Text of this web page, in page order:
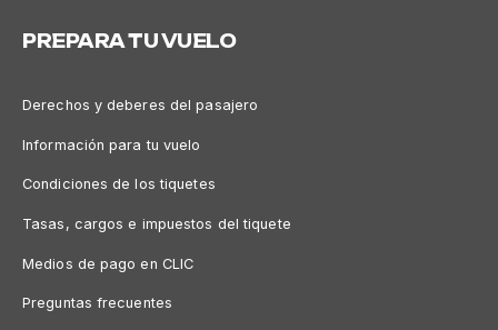
PREPARA TU VUELO
Derechos y deberes del pasajero
Información para tu vuelo
Condiciones de los tiquetes
Tasas, cargos e impuestos del tiquete
Medios de pago en CLIC
Preguntas frecuentes